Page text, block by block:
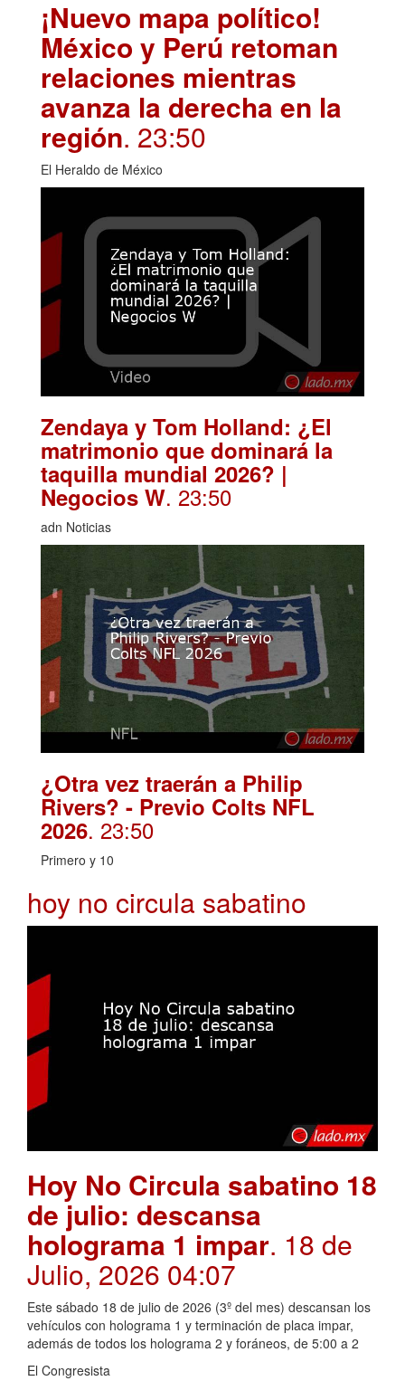
¡Nuevo mapa político!
México y Perú retoman
relaciones mientras
avanza la derecha en la
región. 23:50
El Heraldo de México
Zendaya y Tom Holland: ¿El
matrimonio que dominará la
taquilla mundial 2026? |
Negocios W. 23:50
adn Noticias
¿Otra vez traerán a Philip
Rivers? - Previo Colts NFL
2026. 23:50
Primero y 10
hoy no circula sabatino
Hoy No Circula sabatino 18
de julio: descansa
holograma 1 impar. 18 de
Julio, 2026 04:07
Este sábado 18 de julio de 2026 (3º del mes) descansan los
vehículos con holograma 1 y terminación de placa impar,
además de todos los holograma 2 y foráneos, de 5:00 a 2
El Congresista